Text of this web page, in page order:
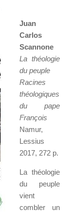
Juan
Carlos
Scannone
La théologie
du peuple
Racines
théologiques
du pape
François
Namur,
Lessius
2017, 272 p.
La théologie
du peuple
vient
combler un